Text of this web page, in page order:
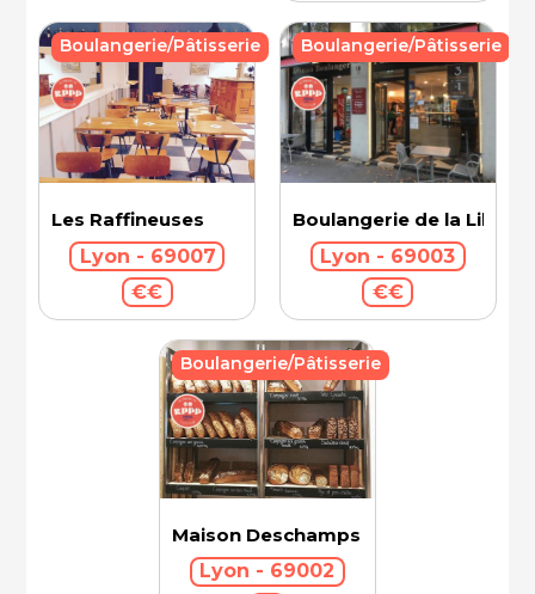
Les Raffineuses
Lyon - 69007
€€
Boulangerie/Pâtisserie
Boulangerie de la Liberté
Lyon - 69003
€€
Boulangerie/Pâtisserie
Maison Deschamps
Lyon - 69002
Boulangerie/Pâtisserie